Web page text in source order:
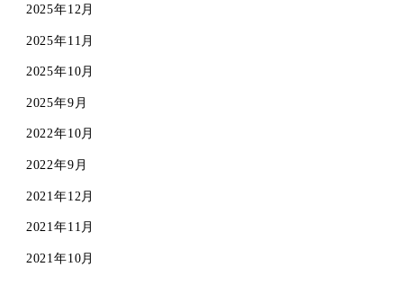
2025年12月
2025年11月
2025年10月
2025年9月
2022年10月
2022年9月
2021年12月
2021年11月
2021年10月